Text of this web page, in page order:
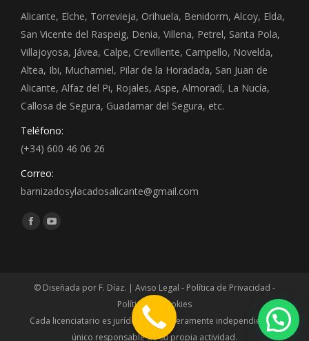
Alicante, Elche, Torrevieja, Orihuela, Benidorm, Alcoy, Elda,
San Vicente del Raspeig, Denia, Villena, Petrel, Santa Pola,
Villajoyosa, Jávea, Calpe, Crevillente, Campello, Novelda,
Altea, Ibi, Muchamiel, Pilar de la Horadada, San Juan de
Alicante, Alfaz del Pi, Rojales, Aspe, Almoradí, La Nucía,
Callosa de Segura, Guadamar del Segura, etc.
Teléfono:
(+34) 600 46 06 26
Correo:
barnizadosylacadosalicante@gmail.com
Encuéntranos en:
FacebookYouTube
© Diseñada por F. Díaz. | Aviso Legal - Política de Privacidad -
Política de Cookies
Cada licenciatario es jurídica y financieramente independiente y
único responsable de su propia actividad.